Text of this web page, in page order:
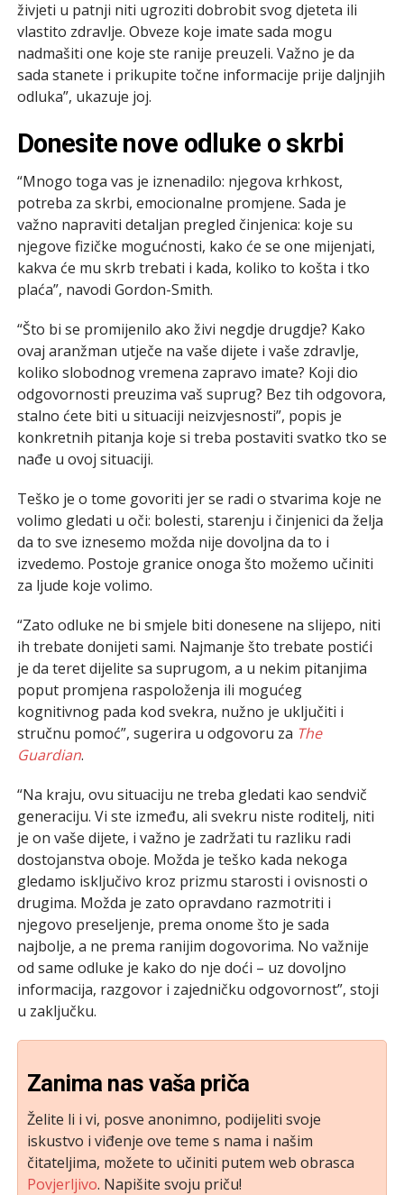
živjeti u patnji niti ugroziti dobrobit svog djeteta ili
vlastito zdravlje. Obveze koje imate sada mogu
nadmašiti one koje ste ranije preuzeli. Važno je da
sada stanete i prikupite točne informacije prije daljnjih
odluka”, ukazuje joj.
Donesite nove odluke o skrbi
“Mnogo toga vas je iznenadilo: njegova krhkost,
potreba za skrbi, emocionalne promjene. Sada je
važno napraviti detaljan pregled činjenica: koje su
njegove fizičke mogućnosti, kako će se one mijenjati,
kakva će mu skrb trebati i kada, koliko to košta i tko
plaća”, navodi Gordon-Smith.
“Što bi se promijenilo ako živi negdje drugdje? Kako
ovaj aranžman utječe na vaše dijete i vaše zdravlje,
koliko slobodnog vremena zapravo imate? Koji dio
odgovornosti preuzima vaš suprug? Bez tih odgovora,
stalno ćete biti u situaciji neizvjesnosti”, popis je
konkretnih pitanja koje si treba postaviti svatko tko se
nađe u ovoj situaciji.
Teško je o tome govoriti jer se radi o stvarima koje ne
volimo gledati u oči: bolesti, starenju i činjenici da želja
da to sve iznesemo možda nije dovoljna da to i
izvedemo. Postoje granice onoga što možemo učiniti
za ljude koje volimo.
“Zato odluke ne bi smjele biti donesene na slijepo, niti
ih trebate donijeti sami. Najmanje što trebate postići
je da teret dijelite sa suprugom, a u nekim pitanjima
poput promjena raspoloženja ili mogućeg
kognitivnog pada kod svekra, nužno je uključiti i
stručnu pomoć”, sugerira u odgovoru za The
Guardian.
“Na kraju, ovu situaciju ne treba gledati kao sendvič
generaciju. Vi ste između, ali svekru niste roditelj, niti
je on vaše dijete, i važno je zadržati tu razliku radi
dostojanstva oboje. Možda je teško kada nekoga
gledamo isključivo kroz prizmu starosti i ovisnosti o
drugima. Možda je zato opravdano razmotriti i
njegovo preseljenje, prema onome što je sada
najbolje, a ne prema ranijim dogovorima. No važnije
od same odluke je kako do nje doći – uz dovoljno
informacija, razgovor i zajedničku odgovornost”, stoji
u zaključku.
Zanima nas vaša priča
Želite li i vi, posve anonimno, podijeliti svoje
iskustvo i viđenje ove teme s nama i našim
čitateljima, možete to učiniti putem web obrasca
Povjerljivo. Napišite svoju priču!